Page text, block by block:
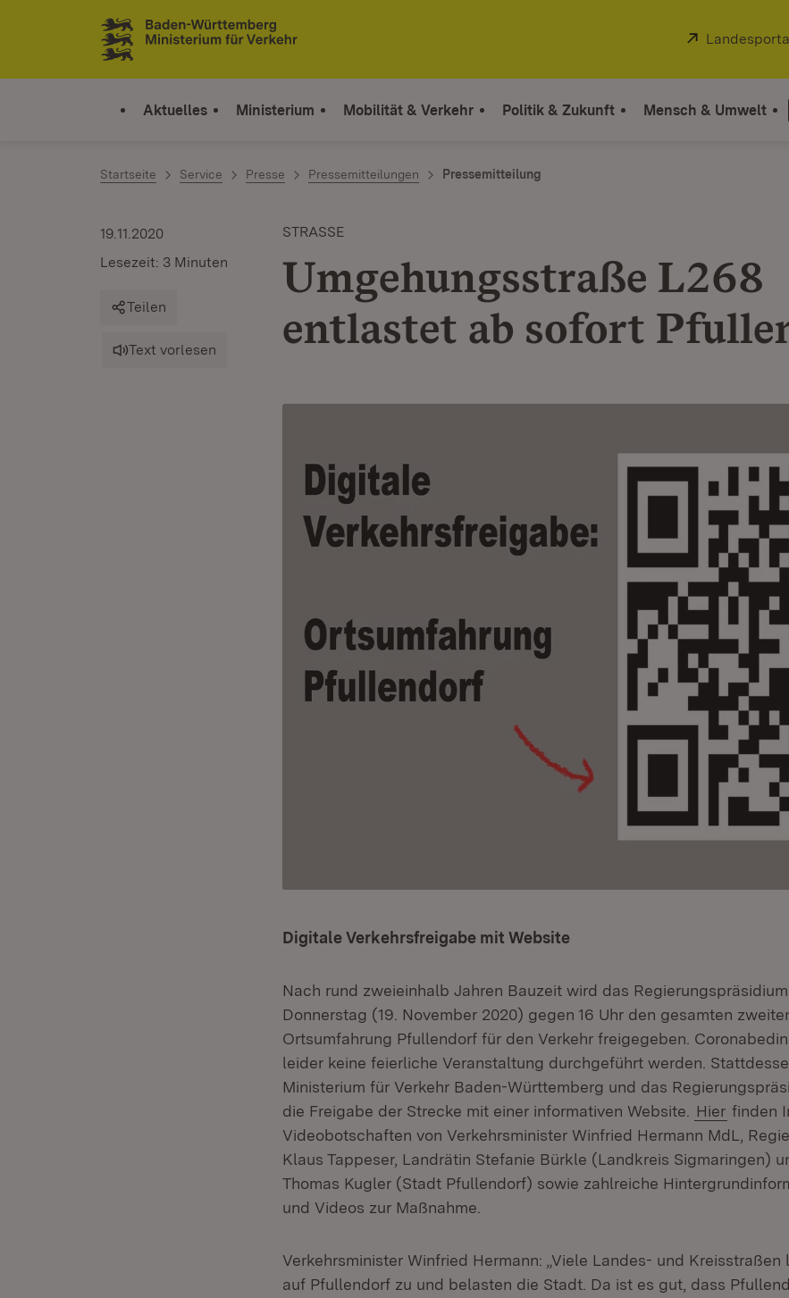
Zum Inhalt springen
Link zur Startseite
Extern:
Aktuelles Ministerium Mobilität & Verkehr Politik & Zukunft Mensch & Umwelt
Startseite Service Presse Pressemitteilungen Pressemitteilung
STRASSE
Umgehungsstraße L268
entlastet ab sofort
19.11.2020
Lesezeit: 3 Minuten
Teilen
Text vorlesen
Digitale Verkehrsfreigabe mit Website
Nach rund zweieinhalb Jahren Bauzeit wird das
Donnerstag (19. November 2020) gegen 16 Uhr den gesamten
Ortsumfahrung Pfullendorf für den Verkehr freigegeben.
leider keine feierliche Veranstaltung durchgeführt werden.
Ministerium für Verkehr Baden-Württemberg und das
die Freigabe der Strecke mit einer informativen Website.
Hier finden
Videobotschaften von Verkehrsminister Winfried Hermann MdL,
Klaus Tappeser, Landrätin Stefanie Bürkle (Landkreis Sigmaringen)
Thomas Kugler (Stadt Pfullendorf) sowie zahlreiche
und Videos zur Maßnahme.
Verkehrsminister Winfried Hermann: „Viele Landes- und
auf Pfullendorf zu und belasten die Stadt. Da ist es gut, dass